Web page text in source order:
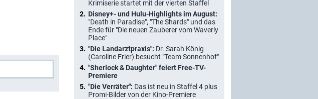
Krimiserie startet mit der vierten Staffel
Disney+- und Hulu-Highlights im August:
"Death in Paradise", "The Shards" und das
Ende für "Die neuen Zauberer vom Waverly
Place"
"Die Landarztpraxis": Dr. Sarah König
(Caroline Frier) besucht "Team Sonnenhof"
"Sherlock & Daughter" feiert Free-TV-
Premiere
"Die Verräter": Das ist neu in Staffel 4 plus
Promi-Bilder von der Kino-Premiere